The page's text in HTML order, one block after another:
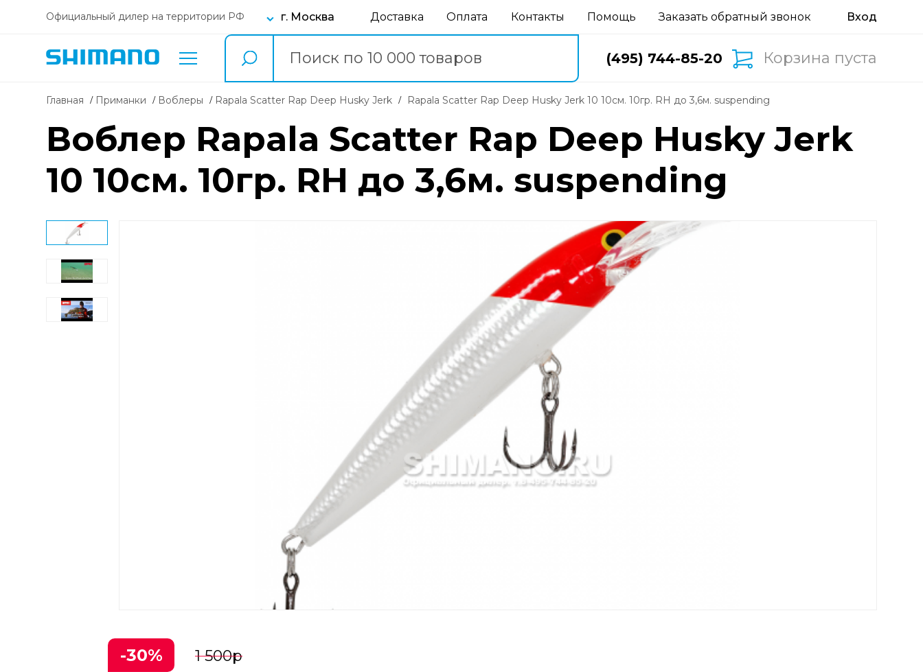
Официальный дилер на территории РФ г. Москва Доставка Оплата Контакты Помощь Заказать обратный звонок
(495) 744-85-20 Корзина пуста
Главная Приманки воблеры Rapala Scatter Rap Deep Husky Jerk Rapala Scatter Rap Deep Husky Jerk 10 10см. 10гр. RH до 3,6м. suspending
Воблер Rapala Scatter Rap Deep Husky Jerk
10 10см. 10гр. RH до 3,6м. suspending
-30% 1 500р